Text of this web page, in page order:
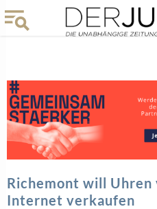
Richemont will Uhren
Internet verkaufen